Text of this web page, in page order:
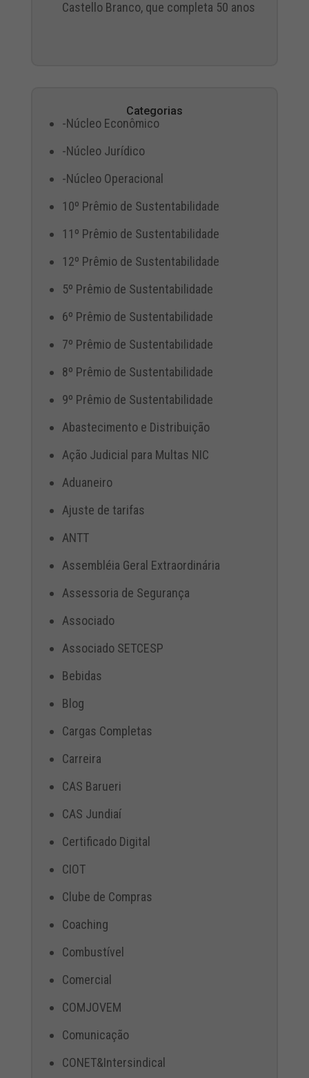
Castello Branco, que completa 50 anos
Categorias
-Núcleo Econômico
-Núcleo Jurídico
-Núcleo Operacional
10º Prêmio de Sustentabilidade
11º Prêmio de Sustentabilidade
12º Prêmio de Sustentabilidade
5º Prêmio de Sustentabilidade
6º Prêmio de Sustentabilidade
7º Prêmio de Sustentabilidade
8º Prêmio de Sustentabilidade
9º Prêmio de Sustentabilidade
Abastecimento e Distribuição
Ação Judicial para Multas NIC
Aduaneiro
Ajuste de tarifas
ANTT
Assembléia Geral Extraordinária
Assessoria de Segurança
Associado
Associado SETCESP
Bebidas
Blog
Cargas Completas
Carreira
CAS Barueri
CAS Jundiaí
Certificado Digital
CIOT
Clube de Compras
Coaching
Combustível
Comercial
COMJOVEM
Comunicação
CONET&Intersindical